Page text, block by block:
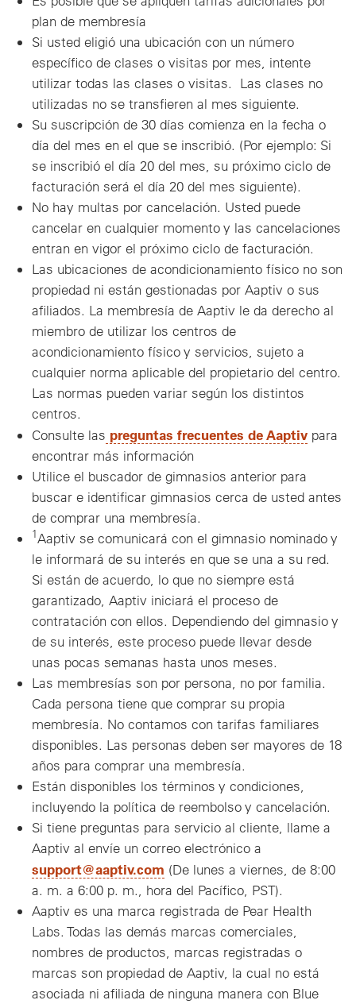
plan de membresía
Si usted eligió una ubicación con un número
específico de clases o visitas por mes, intente
utilizar todas las clases o visitas. Las clases no
utilizadas no se transfieren al mes siguiente.
Su suscripción de 30 días comienza en la fecha o
día del mes en el que se inscribió. (Por ejemplo: Si
se inscribió el día 20 del mes, su próximo ciclo de
facturación será el día 20 del mes siguiente).
No hay multas por cancelación. Usted puede
cancelar en cualquier momento y las cancelaciones
entran en vigor el próximo ciclo de facturación.
Las ubicaciones de acondicionamiento físico no son
propiedad ni están gestionadas por Aaptiv o sus
afiliados. La membresía de Aaptiv le da derecho al
miembro de utilizar los centros de
acondicionamiento físico y servicios, sujeto a
cualquier norma aplicable del propietario del centro.
Las normas pueden variar según los distintos
centros.
Consulte las preguntas frecuentes de Aaptiv para
encontrar más información
Utilice el buscador de gimnasios anterior para
buscar e identificar gimnasios cerca de usted antes
de comprar una membresía.
1Aaptiv se comunicará con el gimnasio nominado y
le informará de su interés en que se una a su red.
Si están de acuerdo, lo que no siempre está
garantizado, Aaptiv iniciará el proceso de
contratación con ellos. Dependiendo del gimnasio y
de su interés, este proceso puede llevar desde
unas pocas semanas hasta unos meses.
Las membresías son por persona, no por familia.
Cada persona tiene que comprar su propia
membresía. No contamos con tarifas familiares
disponibles. Las personas deben ser mayores de 18
años para comprar una membresía.
Están disponibles los términos y condiciones,
incluyendo la política de reembolso y cancelación.
Si tiene preguntas para servicio al cliente, llame a
Aaptiv al envíe un correo electrónico a
support@aaptiv.com (De lunes a viernes, de 8:00
a. m. a 6:00 p. m., hora del Pacífico, PST).
Aaptiv es una marca registrada de Pear Health
Labs. Todas las demás marcas comerciales,
nombres de productos, marcas registradas o
marcas son propiedad de Aaptiv, la cual no está
asociada ni afiliada de ninguna manera con Blue